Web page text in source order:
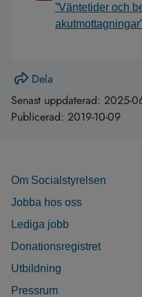
”Väntetider och
Dela
Senast uppdaterad: 2025-
Publicerad: 2019-10-09
Om Socialstyrelsen
Jobba hos oss
Lediga jobb
Donationsregistret
Utbildning
Pressrum